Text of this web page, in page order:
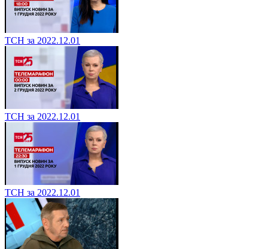
ТСН за 2022.12.01
ТСН за 2022.12.01
ТСН за 2022.12.01